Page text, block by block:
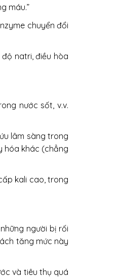
máu.”
chuyển đổi
natri, điều hòa
nước sốt, v.v.
lâm sàng trong
hóa khác (chẳng
kali cao, trong
người bị rối
tăng mức này
và tiêu thụ quá